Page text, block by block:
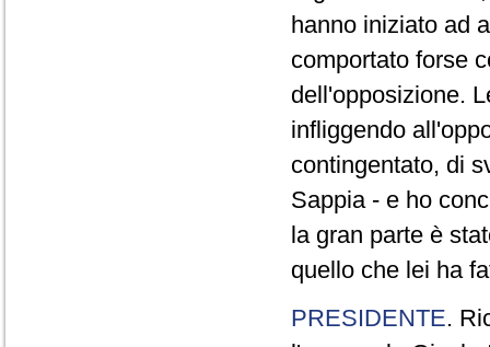
hanno iniziato ad
comportato forse
dell'opposizione.
infliggendo
contingentato, di
Sappia - e ho
la gran parte è
quello che lei ha
PRESIDENTE.